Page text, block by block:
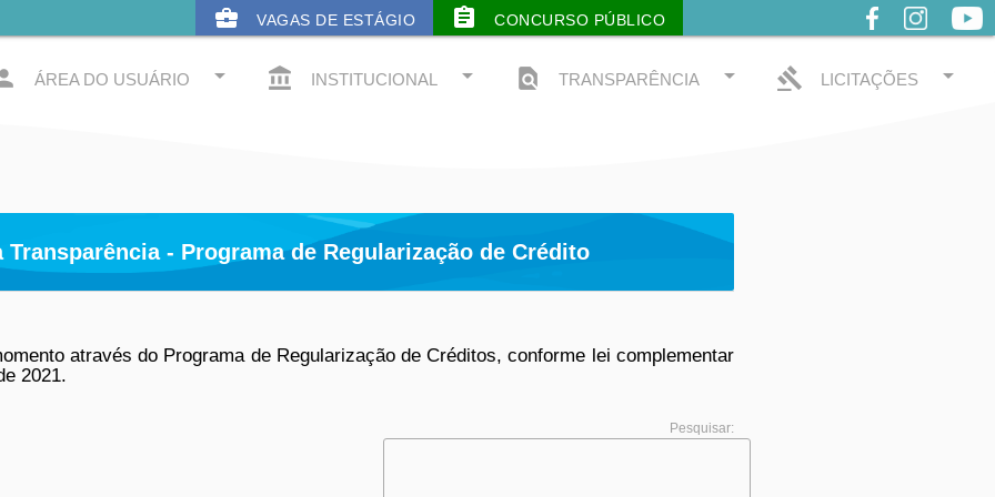
assignment CONCURSO PÚBLICO
business_center VAGAS DE ESTÁGIO
ÁREA DO USUÁRIO arrow_drop_down account_balance INSTITUCIONAL arrow_drop_down find_in_page TRANSPARÊNCIA arrow_drop_down gavel LICITAÇÕES arrow_drop_down
Transparência - Programa de Regularização de Crédito
através do Programa de Regularização de Créditos, conforme lei complementar
2021.
Pesquisar: